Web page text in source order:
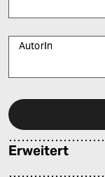
AutorIn
Erweitert